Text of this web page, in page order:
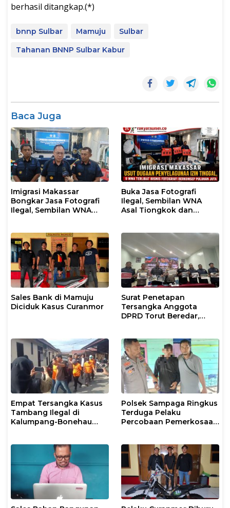
berhasil ditangkap.(*)
bnnp Sulbar Mamuju
Sulbar
Tahanan BNNP Sulbar Kabur
Baca Juga
Imigrasi Makassar
Bongkar Jasa Fotografi
Ilegal, Sembilan WNA
Tinggal
Buka Jasa Fotografi
Ilegal, Sembilan WNA
Asal Tiongkok dan
Sales Bank di Mamuju
Diciduk Kasus Curanmor
Surat Penetapan
Tersangka Anggota
DPRD Torut Beredar,
Berstatus Saksi
Empat Tersangka Kasus
Tambang Ilegal di
Kalumpang-Bonehau
Polsek Sampaga Ringkus
Terduga Pelaku
Percobaan Pemerkosaan